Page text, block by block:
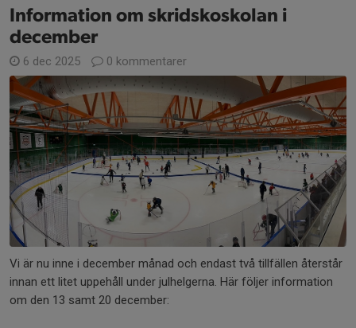
Information om skridskoskolan i
december
6 dec 2025 0 kommentarer
Vi är nu inne i december månad och endast två tillfällen återstår
innan ett litet uppehåll under julhelgerna. Här följer information
om den 13 samt 20 december: